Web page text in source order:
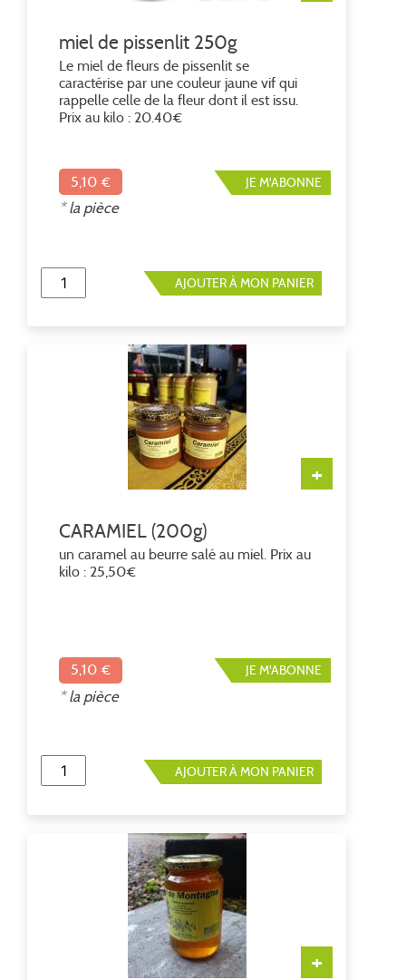
miel de pissenlit 250g
Le miel de fleurs de pissenlit se
caractérise par une couleur jaune vif qui
rappelle celle de la fleur dont il est issu.
Prix au kilo : 20.40€
JE M'ABONNE
5,10 €
* la pièce
AJOUTER À MON PANIER
+
CARAMIEL (200g)
un caramel au beurre salé au miel. Prix au
kilo : 25,50€
JE M'ABONNE
5,10 €
* la pièce
AJOUTER À MON PANIER
+